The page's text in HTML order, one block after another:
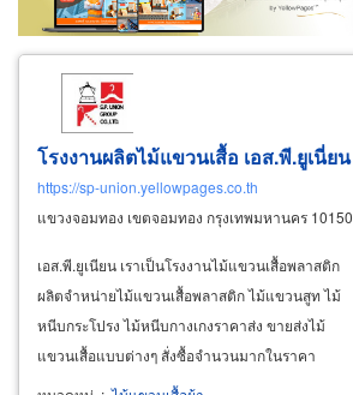
ผู้ส่งออก/นำเข้า
ธุรกิจบริการ
โรงงานผลิตไม้แขวนเสื้อ เอส.พี.ยูเนี่ยน
https://sp-union.yellowpages.co.th
แขวงจอมทอง เขตจอมทอง กรุงเทพมหานคร 10150
เอส.พี.ยูเนียน เราเป็นโรงงานไม้แขวนเสื้อพลาสติก
ผลิตจำหน่ายไม้แขวนเสื้อพลาสติก ไม้แขวนสูท ไม้
หนีบกระโปรง ไม้หนีบกางเกงราคาส่ง ขายส่งไม้
แขวนเสื้อแบบต่างๆ สั่งซื้อจำนวนมากในราคา
โรงงาน ไม้แขวนเสื้อ ไม้แขวนกางเกง สำหรับงาน